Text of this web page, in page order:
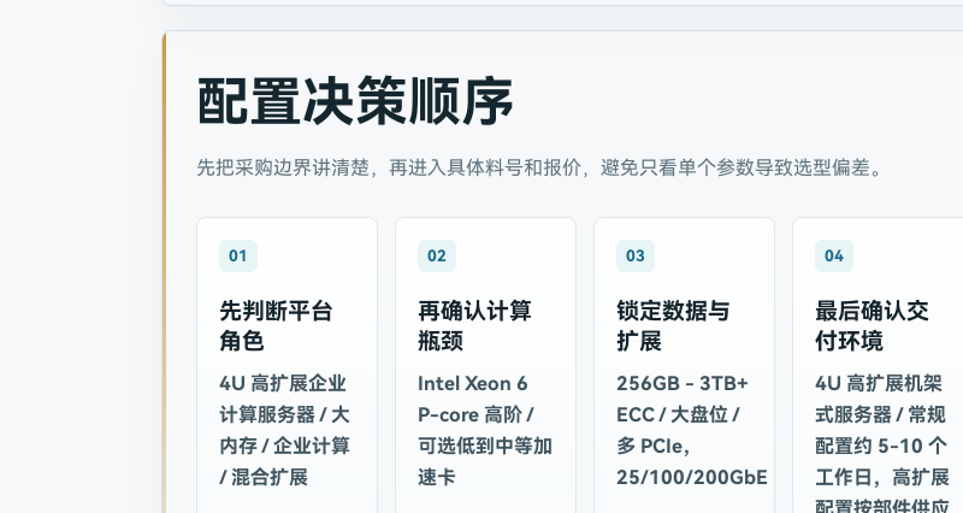
配置决策顺序
先把采购边界讲清楚，再进入具体料号和报价，避免只看单个参数导致选型偏差。
01
先判断平台
角色
4U 高扩展企业
计算服务器 / 大
内存 / 企业计算
/ 混合扩展
02
再确认计算
瓶颈
Intel Xeon 6
P-core 高阶 /
可选低到中等加
速卡
03
锁定数据与
扩展
256GB - 3TB+
ECC / 大盘位 /
多 PCIe，
25/100/200GbE
04
最后确认交
付环境
4U 高扩展机架
式服务器 / 常规
配置约 5-10 个
工作日，高扩展
配置按部件供应